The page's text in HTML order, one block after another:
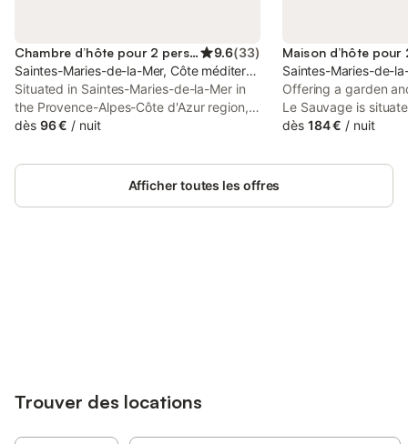
Chambre d’hôte pour 2 personnes 9.6(33)
Saintes-Maries-de-la-Mer, Côte méditerranéenne (France)
Situated in Saintes-Maries-de-la-Mer in
the Provence-Alpes-Côte d'Azur region,
Roulotte Lou Gregau has a garden. With
km from Arles Amphitheatre and 48 km
from Parc des Expositions de Montpellier.
dès 96 € / nuit
Saintes-Maries-de-
Offering a garden
Le Sauvage is
de-la-Mer, 35 km
Expositions de
dès 184 € / nuit
Afficher toutes les offres
Trouver des locations